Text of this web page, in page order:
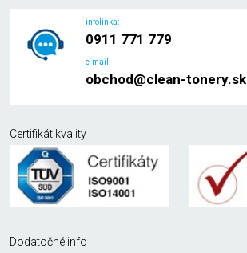
infolinka:
0911 771 779
e-mail:
obchod@clean-tonery.sk
Certifikát kvality
Dodatočné info